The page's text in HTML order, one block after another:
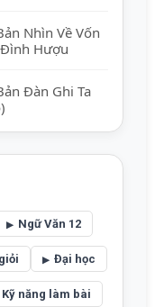
Nhìn Về Vốn
Đình Hượu
Đàn Ghi Ta
Ngữ Văn 12
Đại học
Kỹ năng làm bài